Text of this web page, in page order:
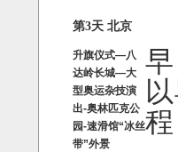
第3天 北京
升旗仪式—八
达岭长城—大
型奥运杂技演
出-奥林匹克公
园-速滑馆“冰丝
带”外景
早
程